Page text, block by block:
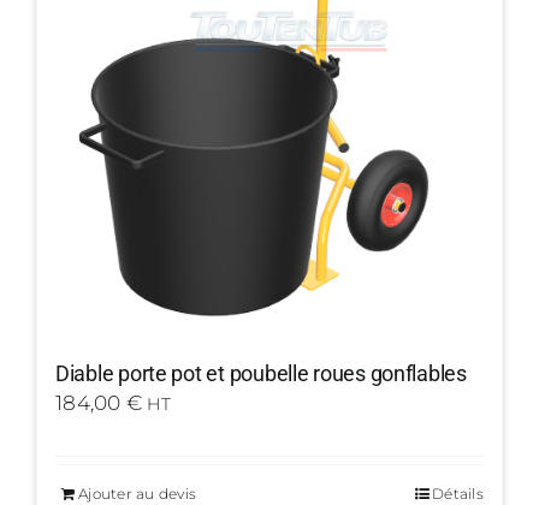
Diable porte pot et poubelle roues gonflables
184,00 € HT
Ajouter au devis Détails